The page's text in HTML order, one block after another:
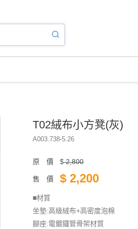
T02絨布小方凳(灰)
A003.738-5.26
原 價 $2,800
售 價 $ 2,200
■材質
坐墊:高級絨布+高密度泡棉
腳座:電鍍鐵管骨架材質